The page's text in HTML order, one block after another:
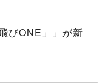
びONE」」が新